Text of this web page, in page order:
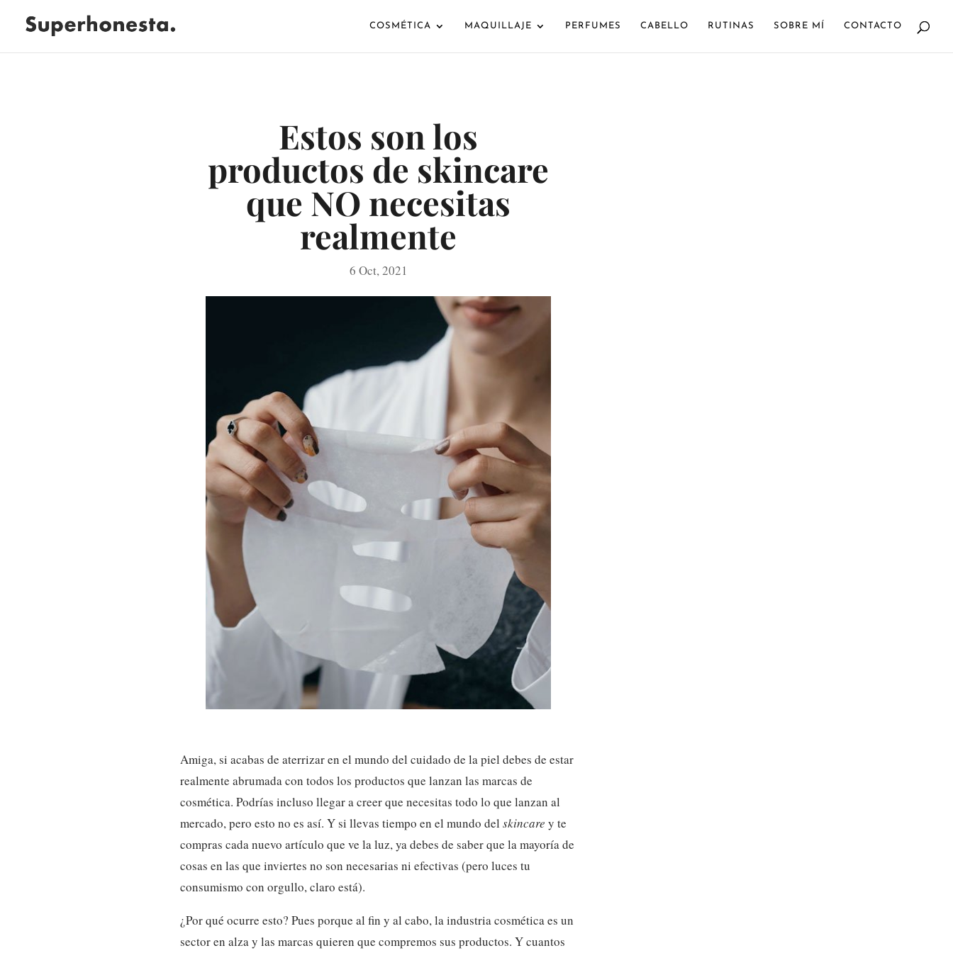
COSMÉTICA MAQUILLAJE PERFUMES CABELLO RUTINAS SOBRE MÍ CONTACTO
Estos son los
productos de skincare
que NO necesitas
realmente
6 Oct, 2021
Amiga, si acabas de aterrizar en el mundo del cuidado de la piel debes de estar
realmente abrumada con todos los productos que lanzan las marcas de
cosmética. Podrías incluso llegar a creer que necesitas todo lo que lanzan al
mercado, pero esto no es así. Y si llevas tiempo en el mundo delskincare y te
compras cada nuevo artículo que ve la luz, ya debes de saber que la mayoría de
cosas en las que inviertes no son necesarias ni efectivas (pero luces tu
consumismo con orgullo, claro está).
¿Por qué ocurre esto? Pues porque al fin y al cabo, la industria cosmética es un
sector en alza y las marcas quieren que compremos sus productos. Y cuantos